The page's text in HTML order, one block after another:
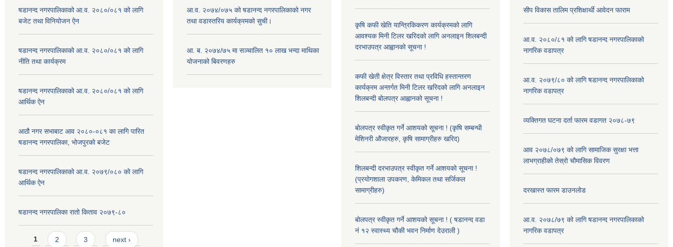
षडानन्द नगरपालिकाको आ.व. २०८०/०८१ को लागि
बजेट तथा विनियोजन ऐन
षडानन्द नगरपालिकाको आ.व. २०८०/०८१ को लागि
नीति तथा कार्यक्रम
षडानन्द नगरपालिकाको आ.व. २०८०/०८१ को लागि
आर्थिक ऐन
आठौ नगर सभाबाट आव २०८०-०८१ का लागि पारित
षडानन्द नगरपालिका, भोजपुरको बजेट
षडानन्द नगरपालिकाको आ.व. २०७९/०८० को लागि
आर्थिक ऐन
षडानन्द नगरपालिका रातो किताव २०७९-८०
Pages
1 2 3 next ›
आ.व. २०७४/०७५ को षडानन्द नगरपालिकाको नगर
तथा वडास्तरिय कार्यक्रमको सुची।
आ. ब. २०७४/७५ मा सञ्चालित १० लाख भन्दा माथिका
योजनाको बिवरणहरु
कृषि कफी खेति यान्त्रिकिकरण कार्यक्रमको लागि
आवश्यक मिनी टिलर खरिदको लागि अनलाइन शिलबन्दी
दरभाउपत्र आह्वानको सूचना !
कफी खेती क्षेत्र विस्तार तथा प्रविधि हस्तान्तरण
कार्यक्रम अन्तर्गत मिनी टिलर खरिदको लागि अनलाइन
शिलबन्दी बोलपत्र आह्वानको सूचना !
बोलपत्र स्वीकृत गर्ने आशयको सूचना ! (कृषि सम्बन्धी
मेशिनरी औजारहरु, कृषि सामाग्रीहरु खरिद)
शिलबन्दी दरभाउपत्र स्वीकृत गर्ने आशयको सूचना !
(प्रयोगशाला उपकरण, केमिकल तथा सर्जिकल
सामाग्रीहरु)
बोलपत्र स्वीकृत गर्ने आशयको सूचना ! ( षडानन्द वडा
नं १२ स्वास्थ्य चौकी भवन निर्माण देउराली )
सीप विकास तालिम प्रशिक्षार्थी आवेदन फाराम
आ.व. २०८०/८१ को लागि षडानन्द नगरपालिकाको
नागरिक वडापत्र
आ.व. २०७९/८० को लागि षडानन्द नगरपालिकाको
नागरिक वडापत्र
व्यक्तिगत घटना दर्ता फारम वडागत २०७८-७९
आव २०७८/०७९ को लागि सामाजिक सुरक्षा भत्ता
लाभग्राहीको तेस्रो चौमासिक विवरण
दरखास्त फारम डाउनलोड
आ.व. २०७८/७९ को लागि षडानन्द नगरपालिकाको
नागरिक वडापत्र